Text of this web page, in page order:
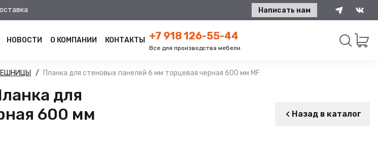
Написать нам
НОВОСТИ О КОМПАНИИ КОНТАКТЫ +7 918 126-55-44
Все для производства мебели
Планка для стеновых панелей 6 мм торцевая черная 600 мм MF
для
600 мм
Назад в каталог